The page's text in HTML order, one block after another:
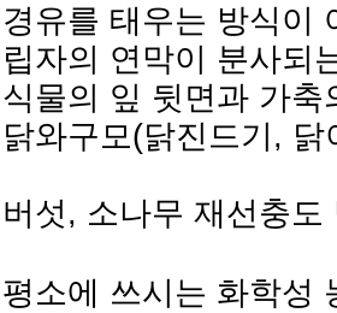
경유를 태우는 방식이
립자의 연막이 분사되
식물의 잎 뒷면과 가
닭와구모(닭진드기,
버섯, 소나무 재선충
평소에 쓰시는 화학성